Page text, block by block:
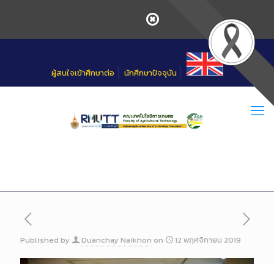
ผู้สนใจเข้าศึกษาต่อ นักศึกษาปัจจุบัน
Published by Duanchay Naikhon on 12 พฤศจิกายน 2019